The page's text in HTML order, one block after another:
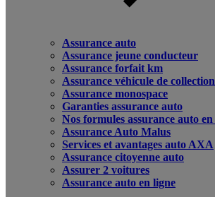
Assurance auto
Assurance jeune conducteur
Assurance forfait km
Assurance véhicule de collection
Assurance monospace
Garanties assurance auto
Nos formules assurance auto
Assurance Auto Malus
Services et avantages auto AXA
Assurance citoyenne auto
Assurer 2 voitures
Assurance auto en ligne